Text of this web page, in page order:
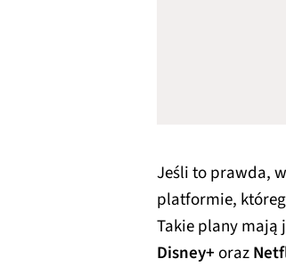
Jeśli to prawda,
platformie,
Takie plany mają
Disney+oraz